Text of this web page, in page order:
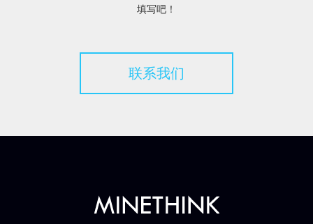
填写吧！
联系我们